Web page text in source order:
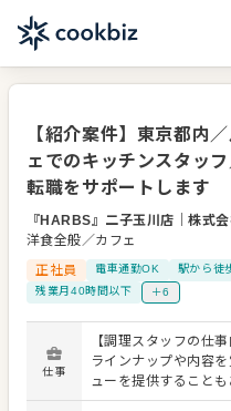
【紹介案件】東京都内
ェでのキッチンスタッ
転職をサポートします
『HARBS』二子玉川店 ｜株式
洋食全般／カフェ
正社員
電車通勤OK 駅から徒
残業月40時間以下
＋6
仕事
【調理スタッフの仕
ラインナップや内容
ューを提供すること
え、さまざまなスキ